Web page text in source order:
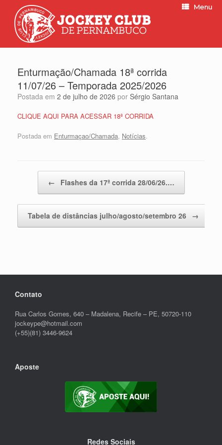
Menu
Enturmação/Chamada 18ª corrida
11/07/26 – Temporada 2025/2026
Postada em 2 de julho de 2026 por Sérgio Santana
CLIQUE AQUI PARA ACESSAR 18ª CORRIDA
Postada em Enturmaçao/Chamada, Notícias.
← Flashes da 17ª corrida 28/06/26.…
Tabela de distâncias julho/agosto/setembro 26 →
Contato
Rua Carlos Gomes, 640 – Madalena, Recife – PE, 50720-110
jockeype@hotmail.com
(+55)(81) 3446-9624
Aposte
Redes Sociais